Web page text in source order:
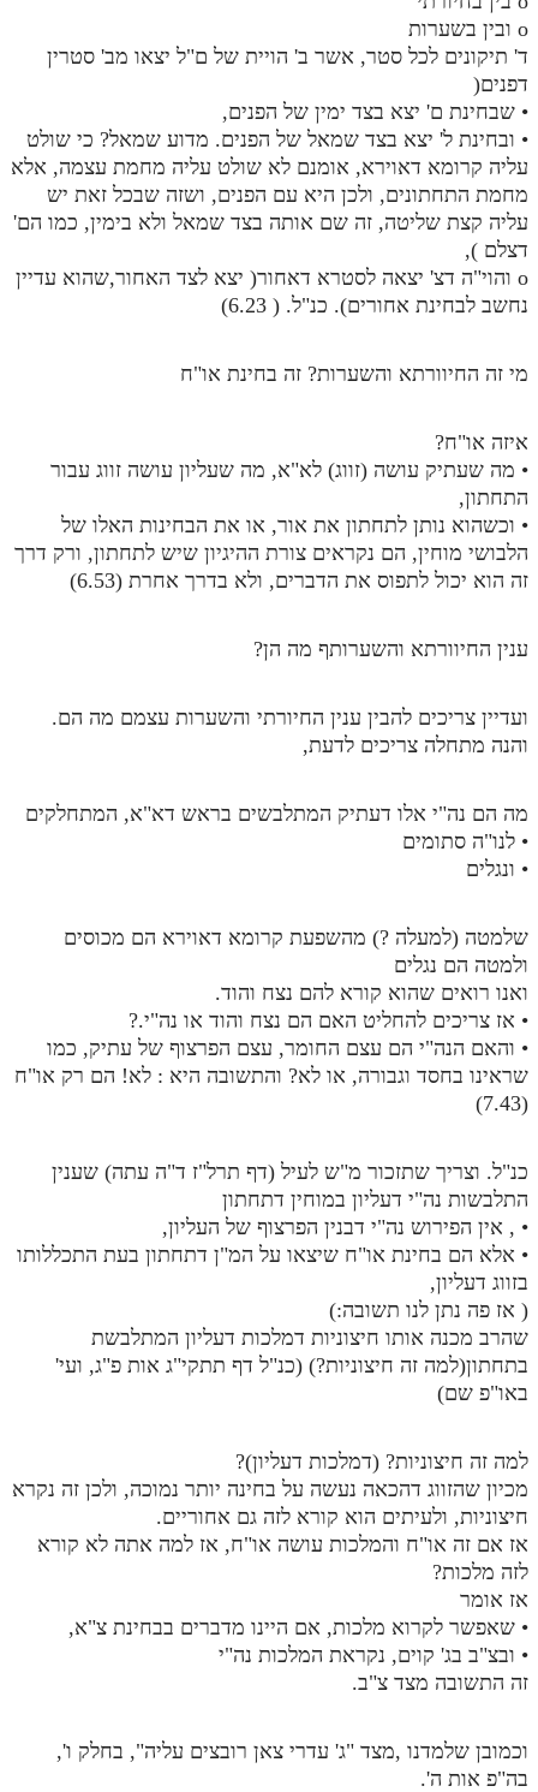
o ובין בשערות
ד' תיקונים לכל סטר, אשר ב' הויית של ם"ל יצאו מב' סטרין
דפנים(
• שבחינת ם' יצא בצד ימין של הפנים,
• ובחינת ל' יצא בצד שמאל של הפנים. מדוע שמאל? כי שולט
עליה קרומא דאוירא, אומנם לא שולט עליה מחמת עצמה, אלא
מחמת התחתונים, ולכן היא עם הפנים, ושזה שבכל זאת יש
עליה קצת שליטה, זה שם אותה בצד שמאל ולא בימין, כמו הם'
דצלם ),
o והוי"ה דצ' יצאה לסטרא דאחור( יצא לצד האחור,שהוא עדיין
נחשב לבחינת אחורים). כנ"ל. ( 6.23)
מי זה החיוורתא והשערות? זה בחינת או"ח
איזה או"ח?
• מה שעתיק עושה (זווג) לא"א, מה שעליון עושה זווג עבור
התחתון,
• וכשהוא נותן לתחתון את אור, או את הבחינות האלו של
הלבושי מוחין, הם נקראים צורת ההיגיון שיש לתחתון, ורק דרך
זה הוא יכול לתפוס את הדברים, ולא בדרך אחרת (6.53)
ענין החיוורתא והשערותף מה הן?
ועדיין צריכים להבין ענין החיורתי והשערות עצמם מה הם.
והנה מתחלה צריכים לדעת,
מה הם נה"י אלו דעתיק המתלבשים בראש דא"א, המתחלקים
• לנו"ה סתומים
• ונגלים
שלמטה (למעלה ?) מהשפעת קרומא דאוירא הם מכוסים
ולמטה הם נגלים
ואנו רואים שהוא קורא להם נצח והוד.
• אז צריכים להחליט האם הם נצח והוד או נה"י.?
• והאם הנה"י הם עצם החומר, עצם הפרצוף של עתיק, כמו
שראינו בחסד וגבורה, או לא? והתשובה היא : לא! הם רק או"ח
(7.43)
כנ"ל. וצריך שתזכור מ"ש לעיל (דף תרל"ז ד"ה עתה) שענין
התלבשות נה"י דעליון במוחין דתחתון
• , אין הפירוש נה"י דבנין הפרצוף של העליון,
• אלא הם בחינת או"ח שיצאו על המ"ן דתחתון בעת התכללותו
בזווג דעליון,
( אז פה נתן לנו תשובה:)
שהרב מכנה אותו חיצוניות דמלכות דעליון המתלבשת
בתחתון(למה זה חיצוניות?) (כנ"ל דף תתקי"ג אות פ"ג, ועי'
באו"פ שם)
למה זה חיצוניות? (דמלכות דעליון)?
מכיון שהזווג דהכאה נעשה על בחינה יותר נמוכה, ולכן זה נקרא
חיצוניות, ולעיתים הוא קורא לזה גם אחוריים.
אז אם זה או"ח והמלכות עושה או"ח, אז למה אתה לא קורא
לזה מלכות?
אז אומר
• שאפשר לקרוא מלכות, אם היינו מדברים בבחינת צ"א,
• ובצ"ב בג' קוים, נקראת המלכות נה"י
זה התשובה מצד צ"ב.
וכמובן שלמדנו ,מצד "ג' עדרי צאן רובצים עליה", בחלק ו',
בה"פ אות ה'.